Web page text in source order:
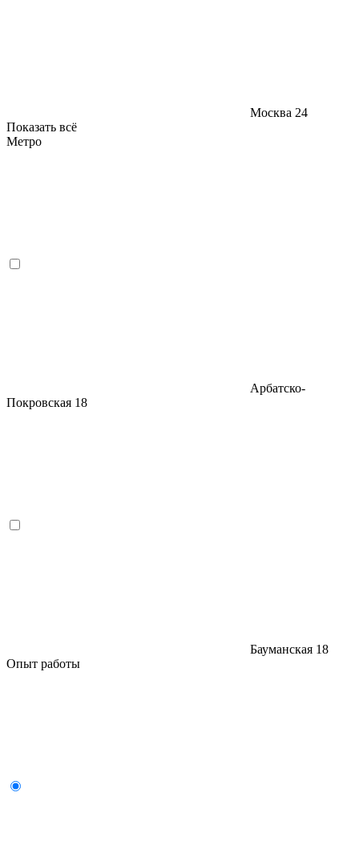
Москва 24
Показать всё
Метро
Арбатско-
Покровская 18
Бауманская 18
Опыт работы